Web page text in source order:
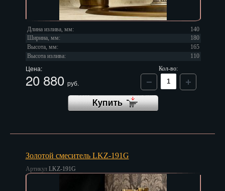
Длина излива, мм:
140
Ширина, мм:
180
Высота, мм:
165
Высота излива:
110
Цена:
20 880 руб.
Кол-во:
Золотой смеситель LKZ-191G
Артикул LKZ-191G